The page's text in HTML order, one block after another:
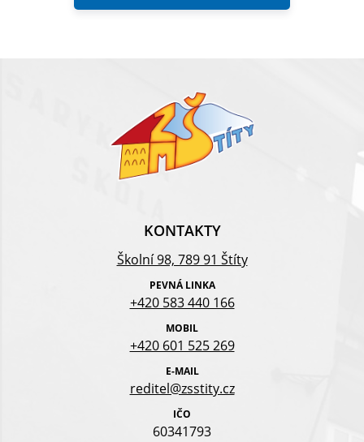
KONTAKTY
Školní 98, 789 91 Štíty
PEVNÁ LINKA
+420 583 440 166
MOBIL
+420 601 525 269
E-MAIL
reditel@zsstity.cz
IČO
60341793